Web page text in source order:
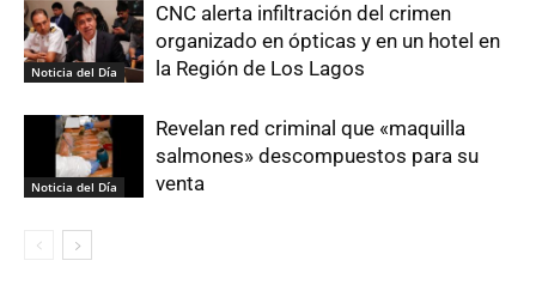
Noticia del Día
CNC alerta infiltración del crimen
organizado en ópticas y en un hotel en
la Región de Los Lagos
Noticia del Día
Revelan red criminal que «maquilla
salmones» descompuestos para su
venta